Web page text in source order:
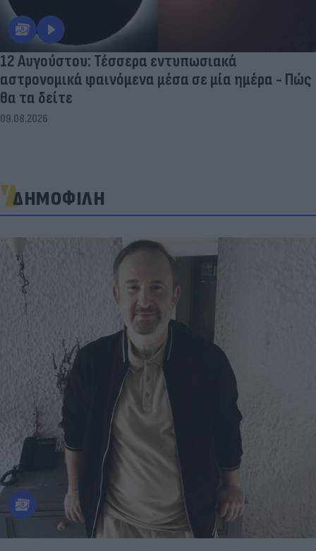
12 Αυγούστου: Τέσσερα εντυπωσιακά
αστρονομικά φαινόμενα μέσα σε μία ημέρα - Πώς
θα τα δείτε
09.08.2026
ΔΗΜΟΦΙΛΗ